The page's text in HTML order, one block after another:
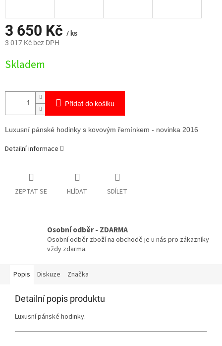
3 650 Kč / ks
3 017 Kč bez DPH
cena:
Skladem
Přidat do košíku
Luxusní pánské hodinky s kovovým řemínkem - novinka 2016
Detailní informace
ZEPTAT SE HLÍDAT SDÍLET
Osobní odběr - ZDARMA
Osobní odběr zboží na obchodě je u nás pro zákazníky
vždy zdarma.
Popis Diskuze Značka
Detailní popis produktu
Luxusní pánské hodinky.